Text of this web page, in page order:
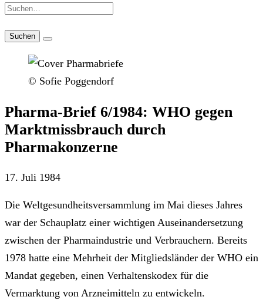
Suche:
© Sofie Poggendorf
Pharma-Brief 6/1984: WHO gegen
Marktmissbrauch durch
Pharmakonzerne
17. Juli 1984
Die Weltgesundheitsversammlung im Mai dieses Jahres
war der Schauplatz einer wichtigen Auseinandersetzung
zwischen der Pharmaindustrie und Verbrauchern. Bereits
1978 hatte eine Mehrheit der Mitgliedsländer der WHO ein
Mandat gegeben, einen Verhaltenskodex für die
Vermarktung von Arzneimitteln zu entwickeln.